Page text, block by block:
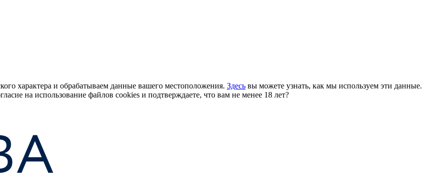
характера и обрабатываем данные вашего местоположения. Здесь вы можете узнать, как мы используем эти данные.
на использование файлов cookies и подтверждаете, что вам не менее 18 лет?